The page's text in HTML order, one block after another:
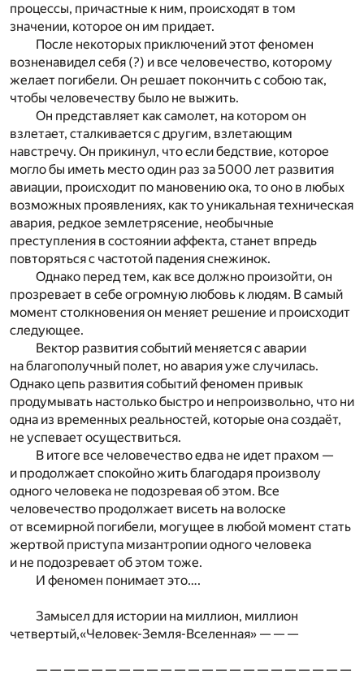
процессы, причастные к ним, происходят в том
значении, которое он им придает.
После некоторых приключений этот феномен
возненавидел себя (?) и все человечество, которому
желает погибели. Он решает покончить с собою так,
чтобы человечеству было не выжить.
Он представляет как самолет, на котором он
взлетает, сталкивается с другим, взлетающим
навстречу. Он прикинул, что если бедствие, которое
могло бы иметь место один раз за 5000 лет развития
авиации, происходит по мановению ока, то оно в любых
возможных проявлениях, как то уникальная техническая
авария, редкое землетрясение, необычные
преступления в состоянии аффекта, станет впредь
повторяться с частотой падения снежинок.
Однако перед тем, как все должно произойти, он
прозревает в себе огромную любовь к людям. В самый
момент столкновения он меняет решение и происходит
следующее.
Вектор развития событий меняется с аварии
на благополучный полет, но авария уже случилась.
Однако цепь развития событий феномен привык
продумывать настолько быстро и непроизвольно, что ни
одна из временных реальностей, которые она создаёт,
не успевает осуществиться.
В итоге все человечество едва не идет прахом —
и продолжает спокойно жить благодаря произволу
одного человека не подозревая об этом. Все
человечество продолжает висеть на волоске
от всемирной погибели, могущее в любой момент стать
жертвой приступа мизантропии одного человека
и не подозревает об этом тоже.
И феномен понимает это….
Замысел для истории на миллион, миллион
четвертый,«Человек-Земля-Вселенная» — — —
— — — — — — — — — — — — — — — — — — — — — — —